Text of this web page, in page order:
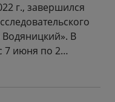
г., завершился
В
7 июня по 2…